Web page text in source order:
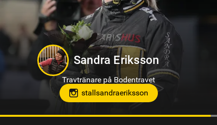
Tamara Skutnabb
Travtränare på Bergsåker